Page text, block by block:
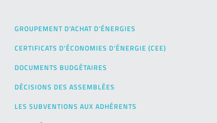
GROUPEMENT D’ACHAT D’ÉNERGIES
CERTIFICATS D’ÉCONOMIES D’ÉNERGIE (CEE)
DOCUMENTS BUDGÉTAIRES
DÉCISIONS DES ASSEMBLÉES
LES SUBVENTIONS AUX ADHÉRENTS